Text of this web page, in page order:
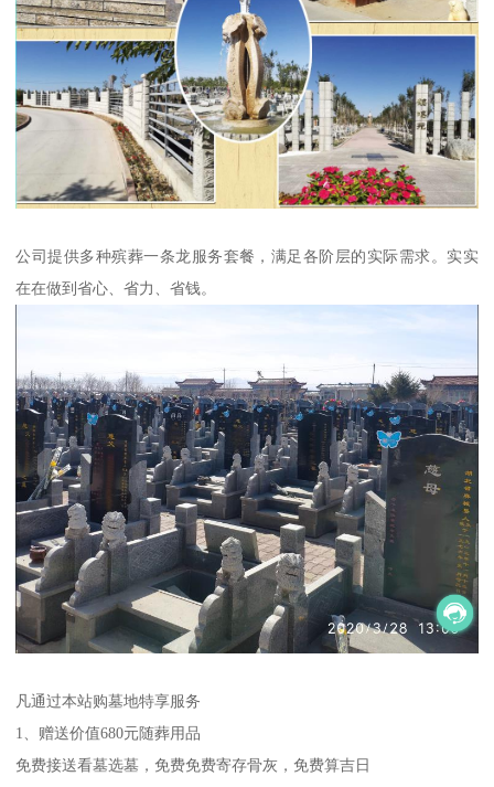
公司提供多种殡葬一条龙服务套餐，满足各阶层的实际需求。实实
在在做到省心、省力、省钱。
凡通过本站购墓地特享服务
1、赠送价值680元随葬用品
免费接送看墓选墓，免费免费寄存骨灰，免费算吉日